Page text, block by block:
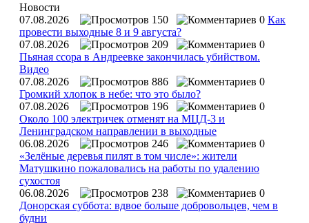
Новости
07.08.2026
150 0 Как
провести выходные 8 и 9 августа?
07.08.2026
209
0
Пьяная ссора в Андреевке закончилась убийством.
Видео
07.08.2026
886
0
Громкий хлопок в небе: что это было?
07.08.2026
196
0
Около 100 электричек отменят на МЦД-3 и
Ленинградском направлении в выходные
06.08.2026
246
0
«Зелёные деревья пилят в том числе»: жители
Матушкино пожаловались на работы по удалению
сухостоя
06.08.2026
238
0
Донорская суббота: вдвое больше добровольцев, чем в
будни